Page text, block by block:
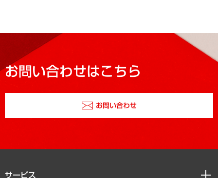
お問い合わせはこちら
お問い合わせ
サービス